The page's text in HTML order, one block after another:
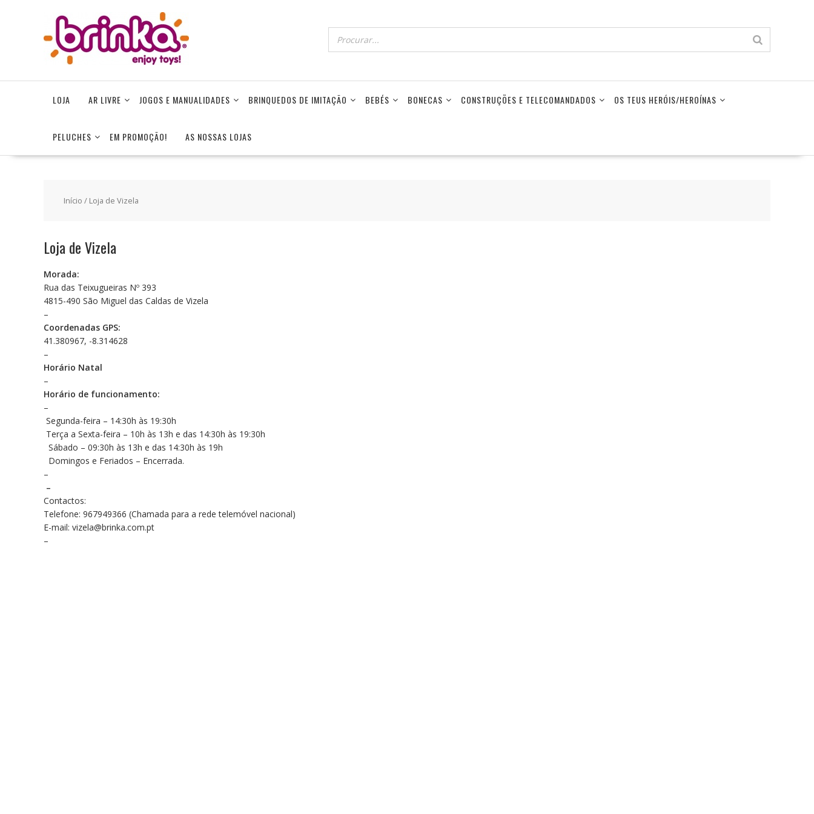
LOJA AR LIVRE JOGOS E MANUALIDADES BRINQUEDOS DE IMITAÇÃO BEBÉS BONECAS CONSTRUÇÕES E TELECOMANDADOS OS TEUS HERÓIS/HEROÍNAS
PELUCHES EM PROMOÇÃO! AS NOSSAS LOJAS
Início / Loja de Vizela
Loja de Vizela
Morada:
Rua das Teixugueiras Nº 393
4815-490 São Miguel das Caldas de Vizela
–
Coordenadas GPS:
41.380967, -8.314628
–
Horário Natal
–
Horário de funcionamento:
–
Segunda-feira – 14:30h às 19:30h
Terça a Sexta-feira – 10h às 13h e das 14:30h às 19:30h
Sábado – 09:30h às 13h e das 14:30h às 19h
Domingos e Feriados – Encerrada.
–
–
Contactos:
Telefone: 967949366 (Chamada para a rede telemóvel nacional)
E-mail: vizela@brinka.com.pt
–